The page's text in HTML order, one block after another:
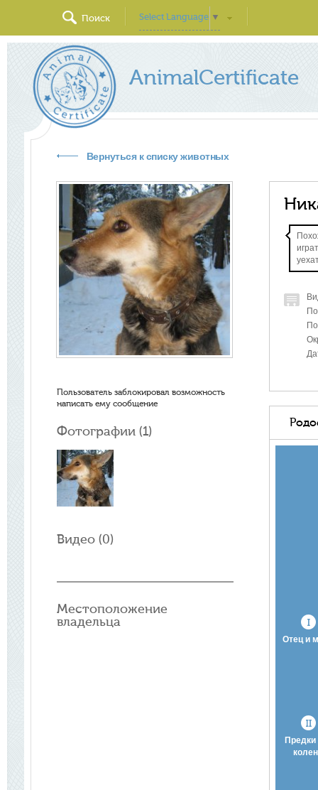
Поиск Select Language ▼
AnimalCertificate
Вернуться к списку животных
Пользователь заблокировал возможность
написать ему сообщение
Фотографии (1)
Видео (0)
Местоположение
владельца
Отец и
Предки